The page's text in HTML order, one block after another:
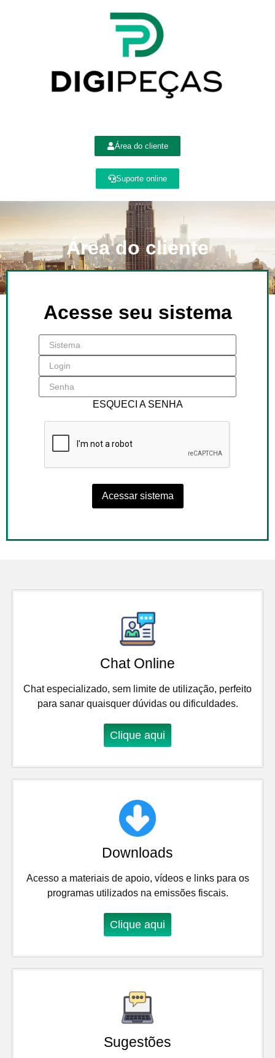
Área do cliente
Suporte online
Área do cliente
Acesse seu sistema
ESQUECI A SENHA
Chat Online
Chat especializado, sem limite de utilização, perfeito
para sanar quaisquer dúvidas ou dificuldades.
Clique aqui
Downloads
Acesso a materiais de apoio, vídeos e links para os
programas utilizados na emissões fiscais.
Clique aqui
Sugestões